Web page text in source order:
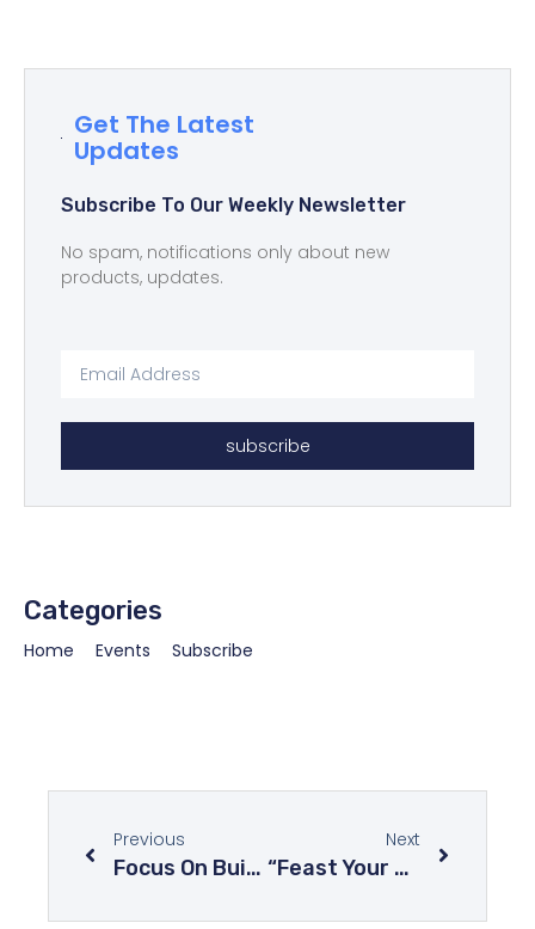
Get The Latest
Updates
Subscribe To Our Weekly Newsletter
No spam, notifications only about new
products, updates.
subscribe
Categories
Home Events Subscribe
Previous
Focus On Building Your Inner Core Strength By Exercising Every Day
Next
“Feast Your Eyes On” Is Not Just An Idiom Its A Way Of Life